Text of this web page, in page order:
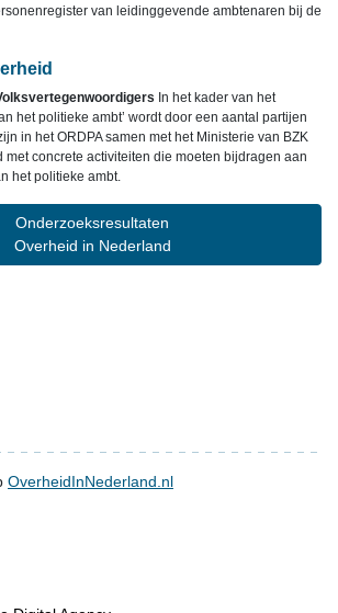
van leidinggevende ambtenaren bij de
In het kader van het
het politieke ambt’ wordt door een aantal partijen
in het ORDPA samen met het Ministerie van BZK
concrete activiteiten die moeten bijdragen aan
het politieke ambt.
Onderzoeksresultaten
Overheid in Nederland
OverheidInNederland.nl